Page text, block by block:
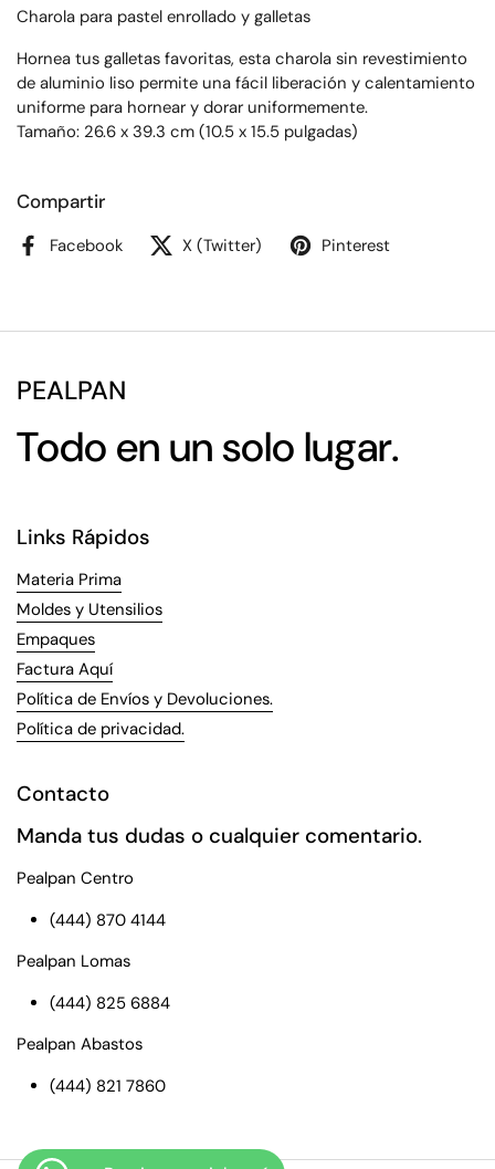
Charola para pastel enrollado y galletas
Hornea tus galletas favoritas, esta charola sin revestimiento
de aluminio liso permite una fácil liberación y calentamiento
uniforme para hornear y dorar uniformemente.
Tamaño: 26.6 x 39.3 cm (10.5 x 15.5 pulgadas)
Compartir
Facebook X (Twitter) Pinterest
PEALPAN
Todo en un solo lugar.
Links Rápidos
Materia Prima
Moldes y Utensilios
Empaques
Factura Aquí
Política de Envíos y Devoluciones.
Política de privacidad.
Contacto
Manda tus dudas o cualquier comentario.
Pealpan Centro
(444) 870 4144
Pealpan Lomas
(444) 825 6884
Pealpan Abastos
(444) 821 7860